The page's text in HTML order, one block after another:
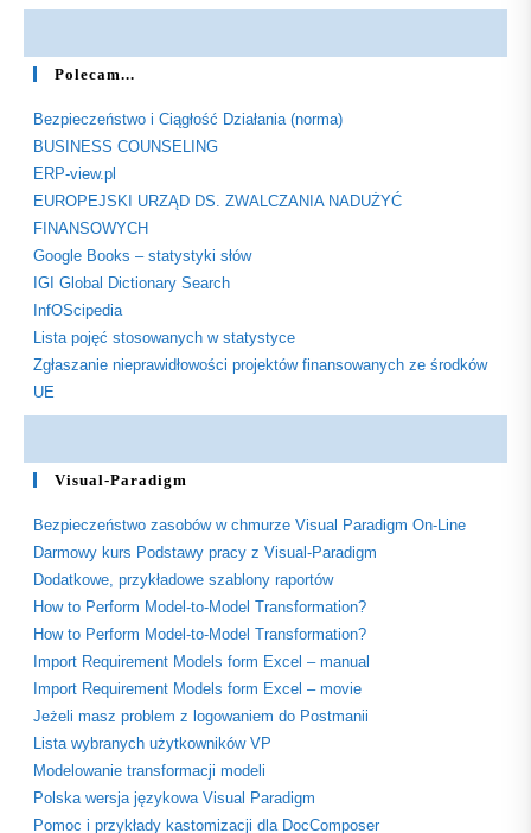
Polecam...
Bezpieczeństwo i Ciągłość Działania (norma)
BUSINESS COUNSELING
ERP-view.pl
EUROPEJSKI URZĄD DS. ZWALCZANIA NADUŻYĆ
FINANSOWYCH
Google Books – statystyki słów
IGI Global Dictionary Search
InfOScipedia
Lista pojęć stosowanych w statystyce
Zgłaszanie nieprawidłowości projektów finansowanych ze środków
UE
Visual-Paradigm
Bezpieczeństwo zasobów w chmurze Visual Paradigm On-Line
Darmowy kurs Podstawy pracy z Visual-Paradigm
Dodatkowe, przykładowe szablony raportów
How to Perform Model-to-Model Transformation?
How to Perform Model-to-Model Transformation?
Import Requirement Models form Excel – manual
Import Requirement Models form Excel – movie
Jeżeli masz problem z logowaniem do Postmanii
Lista wybranych użytkowników VP
Modelowanie transformacji modeli
Polska wersja językowa Visual Paradigm
Pomoc i przykłady kastomizacji dla DocComposer